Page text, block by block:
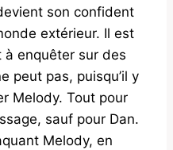
son confident
extérieur. Il est
à enquêter sur des
peut pas, puisqu’il y
Melody. Tout pour
sauf pour Dan.
Melody, en